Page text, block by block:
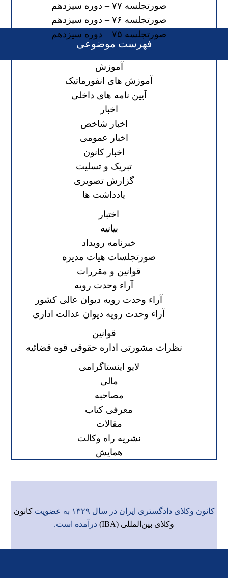
صورتجلسه ۷۷ – دوره سیزدهم
صورتجلسه ۷۶ – دوره سیزدهم
صورتجلسه ۷۵ – دوره سیزدهم
فهرست موضوعی
آموزش
آموزش های انفورماتیک
آیین نامه های داخلی
اخبار
اخبار شاخص
اخبار عمومی
اخبار کانون
تبریک و تسلیت
گزارش تصویری
یادداشت ها
اختبار
بیانیه
خبرنامه رویداد
صورتجلسات هیات مدیره
قوانین و مقررات
آراء وحدت رویه
آراء وحدت رویه دیوان عالی کشور
آراء وحدت رویه دیوان عدالت اداری
قوانین
نظرات مشورتی اداره حقوقی قوه قضائیه
لایو اینستاگرامی
مالی
مصاحبه
معرفی کتاب
مقالات
نشریه راه وکالت
همایش
کانون وکلای دادگستری ایران در سال ۱۳۲۹ به عضویت
کانون
وکلای بین‌المللی (IBA)
درآمده است.